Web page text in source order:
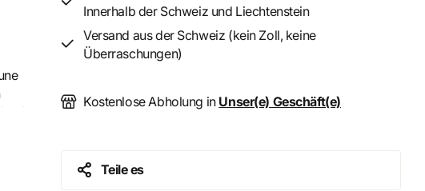
Innerhalb der Schweiz und Liechtenstein
Versand aus der Schweiz (kein Zoll, keine
Überraschungen)
Kostenlose Abholung in Unser(e) Geschäft(e)
Teile es